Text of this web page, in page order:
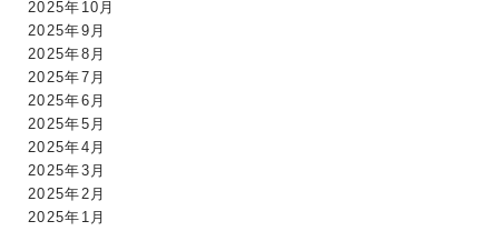
2025年10月
2025年9月
2025年8月
2025年7月
2025年6月
2025年5月
2025年4月
2025年3月
2025年2月
2025年1月